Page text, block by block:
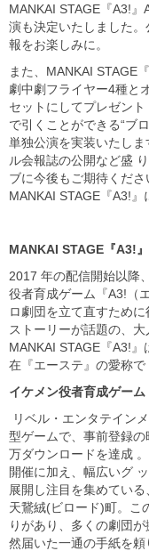
MANKAI STAGE『A3!
演も決定いたしました
報をお楽しみに。
また、MANKAI STAGE
劇中劇フライヤー4種と
セットにしてプレゼン
で引くことができる“ブ
単独公演を実装いたし
ル会報誌の公開など盛
ブに今後もご期待くだ
MANKAI STAGE『A3!』
MANKAI STAGE『A3!
2017 年の配信開始以降
役者育成ゲーム『A3!（
ロ劇団を立て直すため
ストーリーが話題の、
MANKAI STAGE『A3!
在『エーステ』の愛称で
イケメン役者育成ゲー
リベル・エンタテイン
型ゲームで、事前登録
万ダウンロードを達成
開催に加え、幅広いグ
展開し注目を集めてい
天鵞絨(ビロード)町。こ
りがあり、多くの劇団
然届いた一通の手紙を